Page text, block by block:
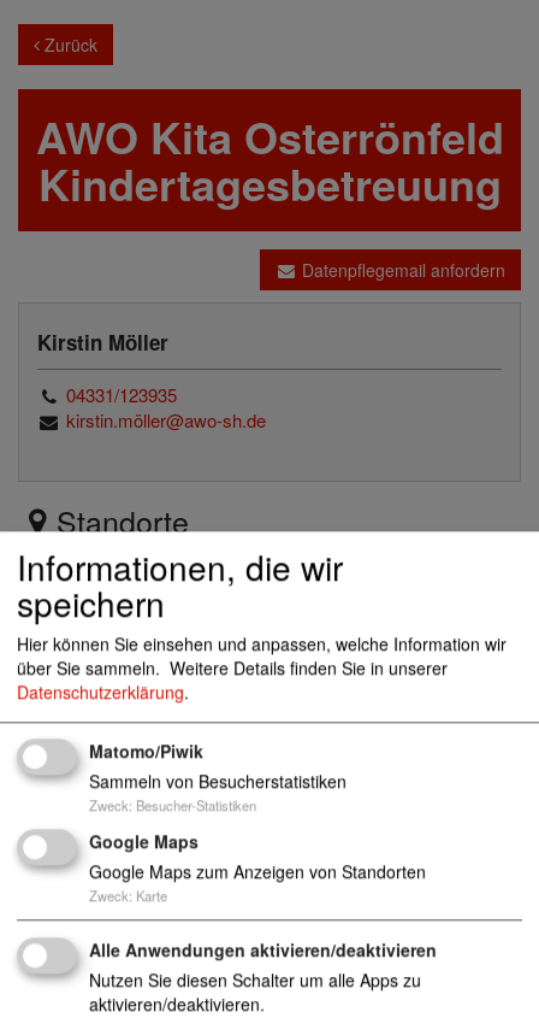
Zurück
AWO Kita Osterrönfeld
Kindertagesbetreuung
Datenpflegemail anfordern
Kirstin Möller
04331/123935
kirstin.möller@awo-sh.de
Standorte
Ohldörp 62, 24783 Osterrönfeld
kita-osterroenfeld@awo-sh.de
04331/123935
Kindertageseinrichtungen (Kinderkrippen, Kinderg
ärten und Horteinrichtungen)
Informationen, die wir
speichern
Hier können Sie einsehen und anpassen, welche Information wir
über Sie sammeln. Weitere Details finden Sie in unserer
Datenschutzerklärung.
Matomo/Piwik
Sammeln von Besucherstatistiken
Zweck: Besucher-Statistiken
Google Maps
Google Maps zum Anzeigen von Standorten
Zweck: Karte
Alle Anwendungen aktivieren/deaktivieren
Nutzen Sie diesen Schalter um alle Apps zu
aktivieren/deaktivieren.